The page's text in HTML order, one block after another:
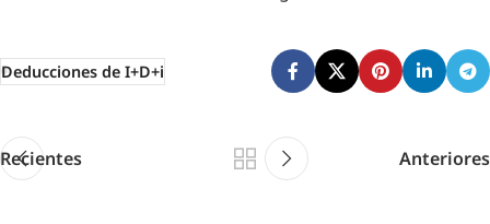
Deducciones de I+D+i
Recientes Anteriores